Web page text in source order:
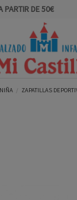
PARTIR DE 50€
ZAPATILLAS